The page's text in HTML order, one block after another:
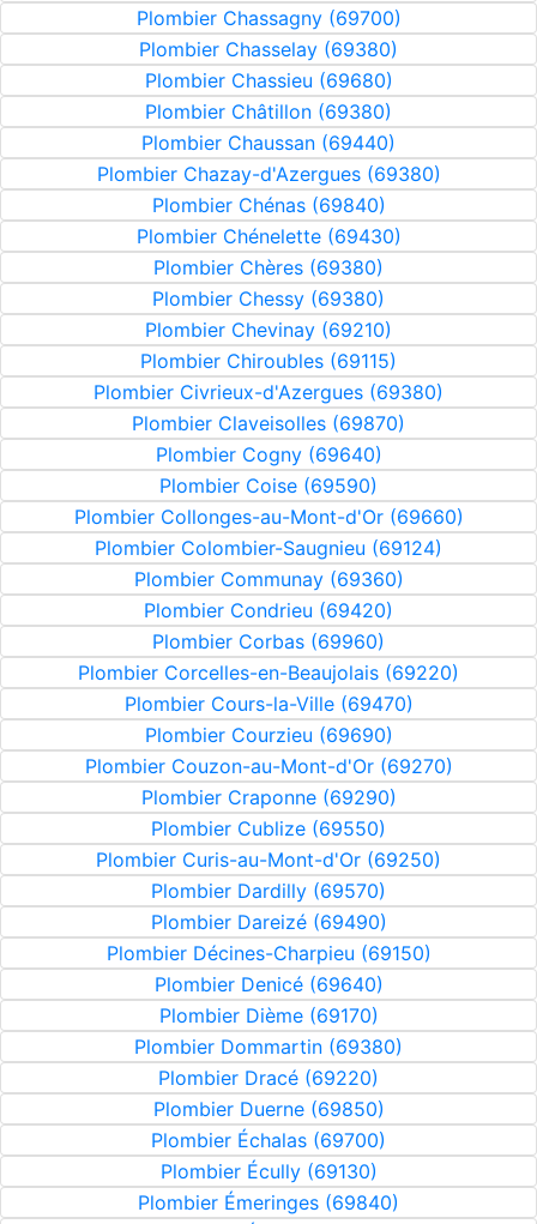
Plombier Chassagny (69700)
Plombier Chasselay (69380)
Plombier Chassieu (69680)
Plombier Châtillon (69380)
Plombier Chaussan (69440)
Plombier Chazay-d'Azergues (69380)
Plombier Chénas (69840)
Plombier Chénelette (69430)
Plombier Chères (69380)
Plombier Chessy (69380)
Plombier Chevinay (69210)
Plombier Chiroubles (69115)
Plombier Civrieux-d'Azergues (69380)
Plombier Claveisolles (69870)
Plombier Cogny (69640)
Plombier Coise (69590)
Plombier Collonges-au-Mont-d'Or (69660)
Plombier Colombier-Saugnieu (69124)
Plombier Communay (69360)
Plombier Condrieu (69420)
Plombier Corbas (69960)
Plombier Corcelles-en-Beaujolais (69220)
Plombier Cours-la-Ville (69470)
Plombier Courzieu (69690)
Plombier Couzon-au-Mont-d'Or (69270)
Plombier Craponne (69290)
Plombier Cublize (69550)
Plombier Curis-au-Mont-d'Or (69250)
Plombier Dardilly (69570)
Plombier Dareizé (69490)
Plombier Décines-Charpieu (69150)
Plombier Denicé (69640)
Plombier Dième (69170)
Plombier Dommartin (69380)
Plombier Dracé (69220)
Plombier Duerne (69850)
Plombier Échalas (69700)
Plombier Écully (69130)
Plombier Émeringes (69840)